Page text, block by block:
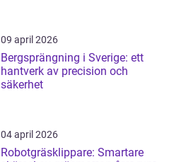
09 april 2026
Bergsprängning i Sverige: ett
hantverk av precision och
säkerhet
04 april 2026
Robotgräsklippare: Smartare